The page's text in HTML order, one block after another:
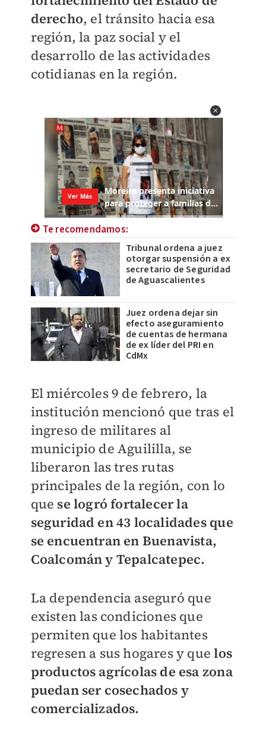
derecho, el tránsito hacia esa
región, la paz social y el
desarrollo de las actividades
cotidianas en la región.
Te recomendamos:
Tribunal ordena a juez
otorgar suspensión a ex
secretario de Seguridad
de Aguascalientes
Juez ordena dejar sin
efecto aseguramiento
de cuentas de hermana
de ex líder del PRI en
CdMx
El miércoles 9 de febrero, la
institución mencionó que tras el
ingreso de militares al
municipio de Aguililla, se
liberaron las tres rutas
principales de la región, con lo
que se logró fortalecer la
seguridad en 43 localidades que
se encuentran en Buenavista,
Coalcomán y Tepalcatepec.
La dependencia aseguró que
existen las condiciones que
permiten que los habitantes
regresen a sus hogares y quelos
productos agrícolas de esa zona
puedan ser cosechados y
comercializados.